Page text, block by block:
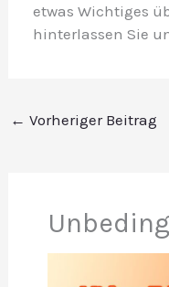
etwas Wichtiges
hinterlassen Sie
← Vorheriger Beitrag